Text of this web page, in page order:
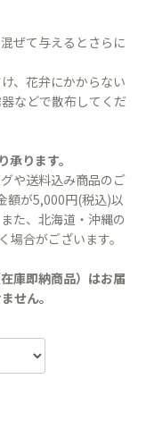
ぜて与えるとさらに
、花弁にかからない
などで散布してくだ
ります。
や送料込み商品のご
額が5,000円(税込)以
た、北海道・沖縄の
合がございます。
庫即納商品）はお届
せん。